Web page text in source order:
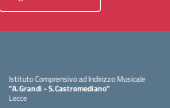
Istituto Comprensivo ad Indirizzo Musicale
"A.Grandi - S.Castromediano"
Lecce